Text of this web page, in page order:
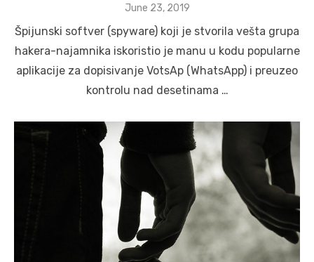
Posted
June 23, 2019
Špijunski softver (spyware) koji je stvorila vešta grupa
hakera-najamnika iskoristio je manu u kodu popularne
aplikacije za dopisivanje VotsAp (WhatsApp) i preuzeo
kontrolu nad desetinama …